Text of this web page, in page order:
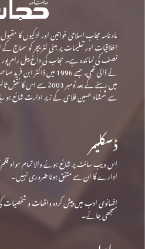
ماہ نامہ حجاب اسلامی خواتین اور لڑکیوں کا
اخلاقیات اور تعلیمات پر مبنی لٹریچر کو
نے ڈالی تھی، جسے 1996 میں
میں رہنے کے بعد نومبر
سے شمشاد حسین فلاحی کے زیرِ ادارت شائع ہو
ڈسکلیمر
اس ویب سائٹ پر شائع ہونے والا تمام مواد
ادارے کا ان سے متفق ہونا ضروری نہیں۔
افسانوی ادب میں پیش کردہ واقعات و
سمجھی جائے۔